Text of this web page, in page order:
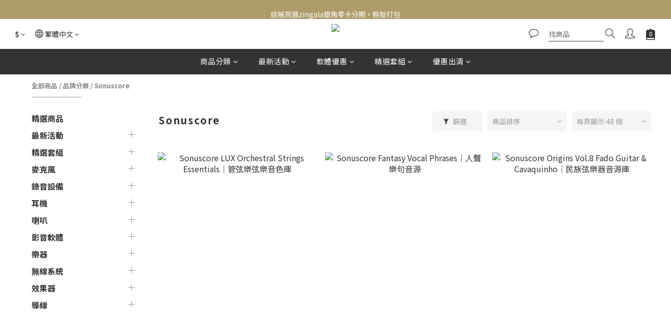
新會員送500！滿額最高回饋2000，刷卡最高12期零利率，馬上了解👉
結帳頁選zingala銀角零卡分期，輕鬆打包
新會員送500！滿額最高回饋2000，刷卡最高12期零利率，馬上了解👉
$ 繁體中文
商品分類 最新活動 軟體優惠 精選套組 優惠出清
全部商品 /品牌分類 / Sonuscore
精選商品
最新活動
精選套組
麥克風
錄音設備
耳機
喇叭
影音軟體
樂器
無線系統
效果器
導線
Sonuscore 篩選 商品排序 每頁顯示 48 個